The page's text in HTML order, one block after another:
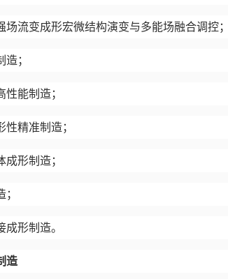
流变成形宏微结构演变与多能场融合调控；
；
能制造；
精准制造；
形制造；
形制造。
造